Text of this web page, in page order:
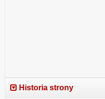
Historia strony